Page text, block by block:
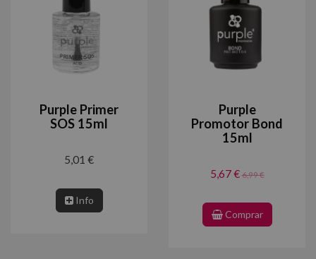
Purple Primer
SOS 15ml
5,01 €
Info
Purple
Promotor Bond
15ml
5,67 €6,99 €
Comprar